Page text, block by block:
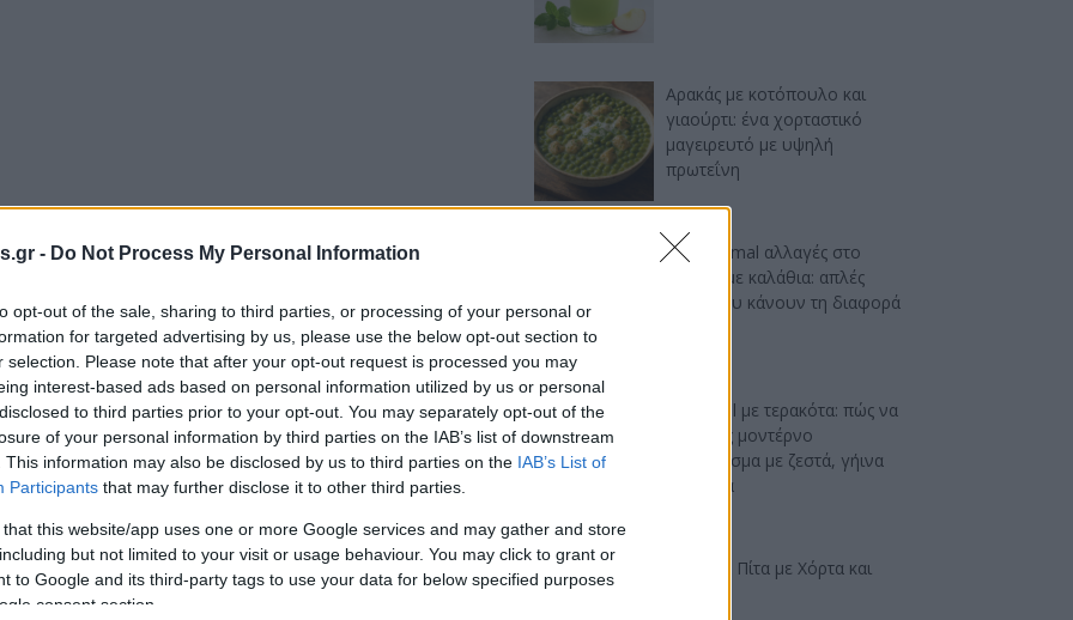
- Do Not Process My Personal Information
opt-out of the sale, sharing to third parties, or processing of your personal or
for targeted advertising by us, please use the below opt-out section to
selection. Please note that after your opt-out request is processed you may
interest-based ads based on personal information utilized by us or personal
to third parties prior to your opt-out. You may separately opt-out of the
of your personal information by third parties on the IAB’s list of downstream
This information may also be disclosed by us to third parties on the IAB’s List of
Participants that may further disclose it to other third parties.
that this website/app uses one or more Google services and may gather and store
but not limited to your visit or usage behaviour. You may click to grant or
to Google and its third-party tags to use your data for below specified purposes
consent section.
Αρακάς με κοτόπουλο και
γιαούρτι: ένα χορταστικό
μαγειρευτό με υψηλή
πρωτεΐνη
DIY minimal αλλαγές στο
μπάνιο με καλάθια: απλές
ιδέες που κάνουν τη διαφορά
Industrial με τερακότα: πώς να
πετύχεις μοντέρνο
αποτέλεσμα με ζεστά, γήινα
χρώματα
Ελαφριά Πίτα με Χόρτα και